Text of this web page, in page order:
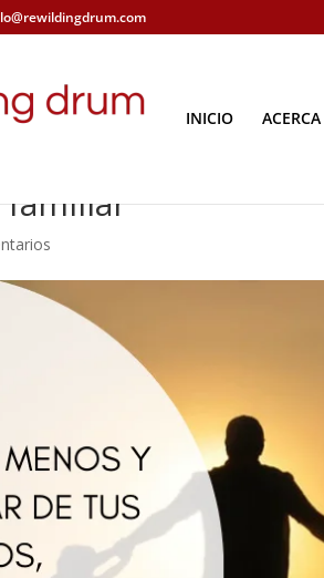
INICIO
familiar